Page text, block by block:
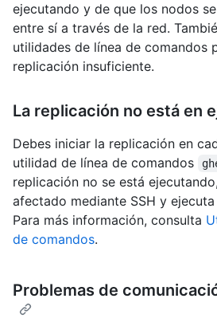
ejecutando y de que los nodos
entre sí a través de la red.
utilidades de línea de comandos
replicación insuficiente.
La replicación no está en
Debes iniciar la replicación en
utilidad de línea de comandos
replicación no se está
afectado mediante SSH y ejecuta
Para más información, consulta
de comandos.
Problemas de